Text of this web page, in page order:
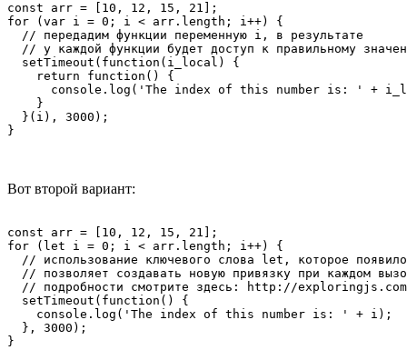
const arr = [10, 12, 15, 21];
for (var i = 0; i < arr.length; i++) {
// передадим функции переменную i, в результате
// у каждой функции будет доступ к правильному
setTimeout(function(i_local) {
return function() {
console.log('The index of this number is: ' +
}
}(i), 3000);
}
Вот второй вариант:
const arr = [10, 12, 15, 21];
for (let i = 0; i < arr.length; i++) {
// использование ключевого слова let, которое
// позволяет создавать новую привязку при каждом
// подробности смотрите здесь: http://
setTimeout(function() {
console.log('The index of this number is: ' + i);
}, 3000);
}